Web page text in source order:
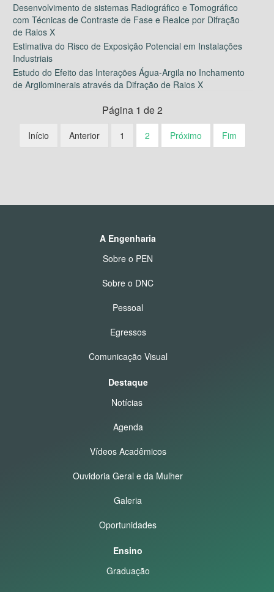
Desenvolvimento de sistemas Radiográfico e Tomográfico
com Técnicas de Contraste de Fase e Realce por Difração
de Raios X
Estimativa do Risco de Exposição Potencial em Instalações
Industriais
Estudo do Efeito das Interações Água-Argila no Inchamento
de Argilominerais através da Difração de Raios X
Página 1 de 2
Início Anterior 1 2 Próximo Fim
A Engenharia
Sobre o PEN
Sobre o DNC
Pessoal
Egressos
Comunicação Visual
Destaque
Notícias
Agenda
Vídeos Acadêmicos
Ouvidoria Geral e da Mulher
Galeria
Oportunidades
Ensino
Graduação